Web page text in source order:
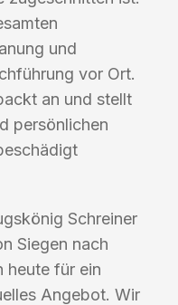
und
vor Ort.
an und stellt
persönlichen
Schreiner
Siegen nach
heute für ein
Angebot. Wir